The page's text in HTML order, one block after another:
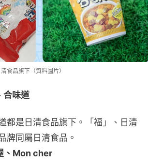
食品旗下（資料圖片）
合味道
都是日清食品旗下。「福」、日清
牌同屬日清食品。
、Mon cher